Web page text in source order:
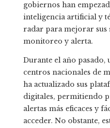
gobiernos han
inteligencia artificial y
radar para mejorar sus
monitoreo y alerta.
Durante el año pasado,
centros nacionales de
ha actualizado sus
digitales, permitiendo
alertas más eficaces y
acceder. No obstante,